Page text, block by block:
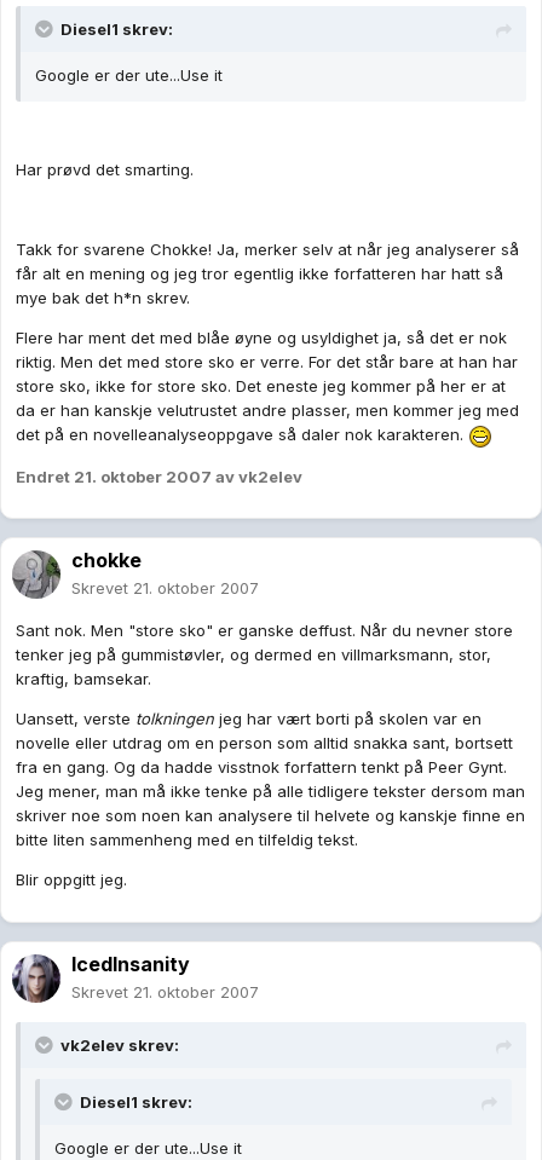
Diesel1 skrev:
Google er der ute...Use it
Har prøvd det smarting.
Takk for svarene Chokke! Ja, merker selv at når jeg analyserer så
får alt en mening og jeg tror egentlig ikke forfatteren har hatt så
mye bak det h*n skrev.
Flere har ment det med blåe øyne og usyldighet ja, så det er nok
riktig. Men det med store sko er verre. For det står bare at han har
store sko, ikke for store sko. Det eneste jeg kommer på her er at
da er han kanskje velutrustet andre plasser, men kommer jeg med
det på en novelleanalyseoppgave så daler nok karakteren.
Endret 21. oktober 2007 av vk2elev
chokke
Skrevet 21. oktober 2007
Sant nok. Men "store sko" er ganske deffust. Når du nevner store
tenker jeg på gummistøvler, og dermed en villmarksmann, stor,
kraftig, bamsekar.
Uansett, verste tolkningen jeg har vært borti på skolen var en
novelle eller utdrag om en person som alltid snakka sant, bortsett
fra en gang. Og da hadde visstnok forfattern tenkt på Peer Gynt.
Jeg mener, man må ikke tenke på alle tidligere tekster dersom man
skriver noe som noen kan analysere til helvete og kanskje finne en
bitte liten sammenheng med en tilfeldig tekst.
Blir oppgitt jeg.
IcedInsanity
Skrevet 21. oktober 2007
vk2elev skrev:
Diesel1 skrev:
Google er der ute...Use it